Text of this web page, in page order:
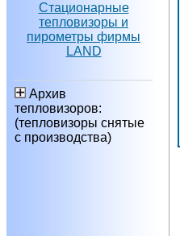
Стационарные
тепловизоры и
пирометры фирмы
LAND
Архив
тепловизоров:
(тепловизоры снятые
с производства)